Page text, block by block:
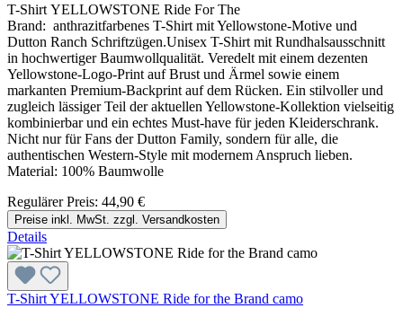
T-Shirt YELLOWSTONE Ride For The
Brand: anthrazitfarbenes T-Shirt mit Yellowstone-Motive und
Dutton Ranch Schriftzügen.Unisex T-Shirt mit Rundhalsausschnitt
in hochwertiger Baumwollqualität. Veredelt mit einem dezenten
Yellowstone-Logo-Print auf Brust und Ärmel sowie einem
markanten Premium-Backprint auf dem Rücken. Ein stilvoller und
zugleich lässiger Teil der aktuellen Yellowstone-Kollektion vielseitig
kombinierbar und ein echtes Must-have für jeden Kleiderschrank.
Nicht nur für Fans der Dutton Family, sondern für alle, die
authentischen Western-Style mit modernem Anspruch lieben.
Material: 100% Baumwolle
Regulärer Preis: 44,90 €
Preise inkl. MwSt. zzgl. Versandkosten
Details
T-Shirt YELLOWSTONE Ride for the Brand camo